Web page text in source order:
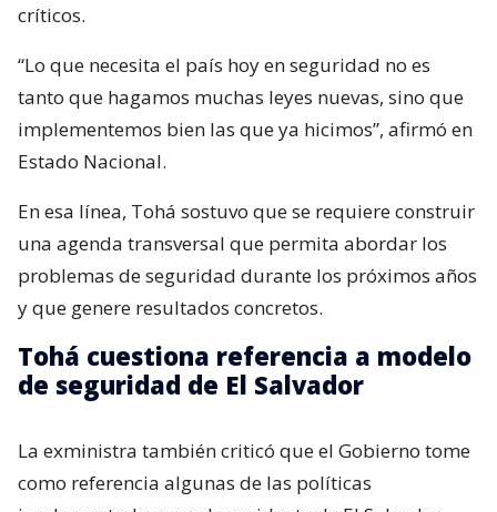
críticos.
“Lo que necesita el país hoy en seguridad no es
tanto que hagamos muchas leyes nuevas, sino que
implementemos bien las que ya hicimos”, afirmó en
Estado Nacional.
En esa línea, Tohá sostuvo que se requiere construir
una agenda transversal que permita abordar los
problemas de seguridad durante los próximos años
y que genere resultados concretos.
Tohá cuestiona referencia a modelo
de seguridad de El Salvador
La exministra también criticó que el Gobierno tome
como referencia algunas de las políticas